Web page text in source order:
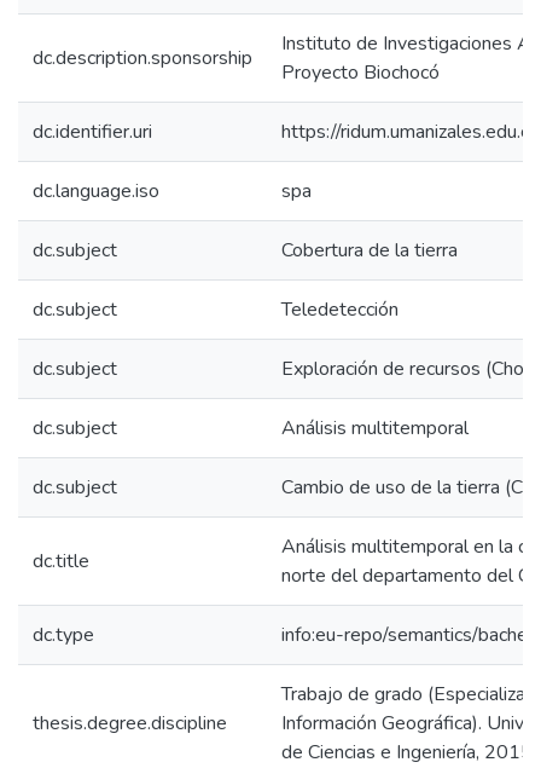
dc.description.sponsorship
Instituto de Investigaciones
Proyecto Biochocó
dc.identifier.uri https://
dc.language.iso spa
dc.subject Cobertura de la tierra
dc.subject Teledetección
dc.subject Exploración de recursos
dc.subject Análisis multitemporal
dc.subject Cambio de uso de la tierra
dc.title
Análisis multitemporal en la
norte del departamento del
dc.type info:eu-repo/semantics/
thesis.degree.discipline
Trabajo de grado
Información Geográfica).
de Ciencias e Ingeniería, 2015